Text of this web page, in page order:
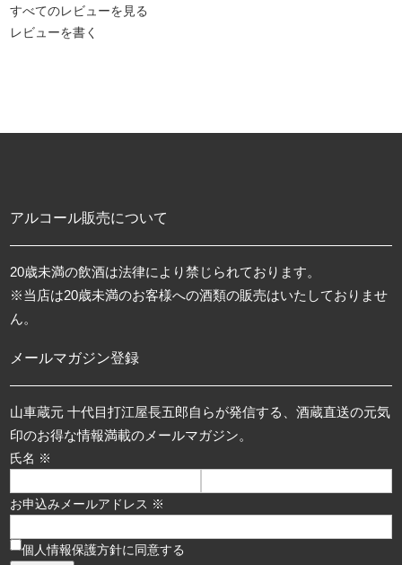
すべてのレビューを見る
レビューを書く
アルコール販売について
20歳未満の飲酒は法律により禁じられております。
※当店は20歳未満のお客様への酒類の販売はいたしておりませ
ん。
メールマガジン登録
山車蔵元 十代目打江屋長五郎自らが発信する、酒蔵直送の元気
印のお得な情報満載のメールマガジン。
氏名 ※
お申込みメールアドレス ※
個人情報保護方針に同意する